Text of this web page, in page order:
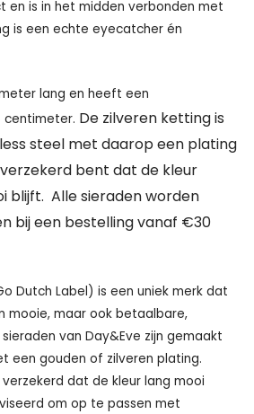
en is in het midden verbonden met
is een echte eyecatcher én
lang en heeft een
centimeter. De zilveren ketting is
steel met daarop een plating
bent dat de kleur
blijft. Alle sieraden worden
bij een bestelling vanaf €30
Dutch Label) is een uniek merk dat
mooie, maar ook betaalbare,
van Day&Eve zijn gemaakt
een gouden of zilveren plating.
dat de kleur lang mooi
om op te passen met